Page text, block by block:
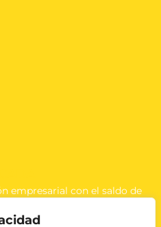
empresarial con el saldo de